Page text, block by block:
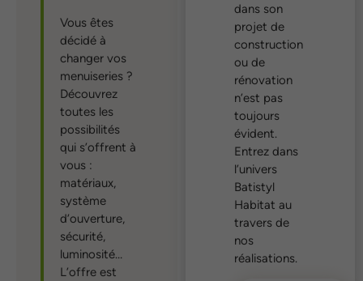
Vous êtes
décidé à
changer vos
menuiseries ?
Découvrez
toutes les
possibilités
qui s’offrent à
vous :
matériaux,
système
d’ouverture,
sécurité,
luminosité…
L’offre est
dans son
projet de
construction
ou de
rénovation
n’est pas
toujours
évident.
Entrez dans
l’univers
Batistyl
Habitat au
travers de
nos
réalisations.